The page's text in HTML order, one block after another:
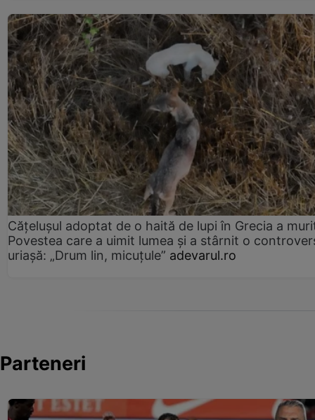
Cățelușul adoptat de o haită de lupi în Grecia a
Povestea care a uimit lumea și a stârnit o
uriașă: „Drum lin, micuțule” adevarul.ro
Parteneri